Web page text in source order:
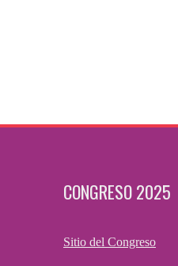
CONGRESO 2025
Sitio del Congreso